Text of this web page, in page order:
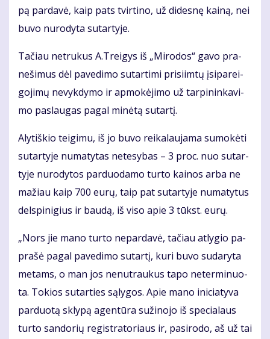
pą par­da­vė, kaip pats tvir­ti­no, už di­des­nę kai­ną, nei
bu­vo nu­ro­dy­ta su­tar­ty­je.
Ta­čiau ne­tru­kus A.Trei­gys iš „Mi­ro­dos“ ga­vo pra­
ne­ši­mus dėl pa­ve­di­mo su­tar­ti­mi pri­si­im­tų įsi­pa­rei­
go­ji­mų ne­vyk­dy­mo ir ap­mo­kė­ji­mo už tar­pi­nin­ka­vi­
mo pa­slau­gas pa­gal mi­nė­tą su­tar­tį.
Aly­tiš­kio tei­gi­mu, iš jo bu­vo rei­ka­lau­ja­ma su­mo­kė­ti
su­tar­ty­je nu­ma­ty­tas ne­te­sy­bas – 3 proc. nuo su­tar­
ty­je nu­ro­dy­tos par­duo­da­mo tur­to kai­nos ar­ba ne
ma­žiau kaip 700 eu­rų, taip pat su­tar­ty­je nu­ma­ty­tus
dels­pi­ni­gius ir bau­dą, iš vi­so apie 3 tūkst. eu­rų.
„Nors jie ma­no tur­to ne­par­da­vė, ta­čiau at­ly­gio pa­
pra­šė pa­gal pa­ve­di­mo su­tar­tį, ku­ri bu­vo su­da­ry­ta
me­tams, o man jos ne­nu­trau­kus ta­po ne­ter­mi­nuo­
ta. To­kios su­tar­ties są­ly­gos. Apie ma­no ini­cia­ty­va
par­duo­tą skly­pą agen­tū­ra su­ži­no­jo iš spe­cia­laus
tur­to san­do­rių re­gist­ra­to­riaus ir, pa­si­ro­do, aš už tai